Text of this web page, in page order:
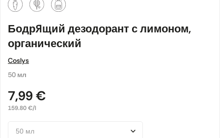
Бодрящий дезодорант с лимоном,
органический
Coslys
50 мл
7,99 €
159.80 €/l